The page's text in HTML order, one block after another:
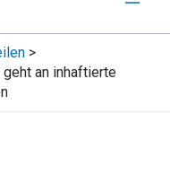
an inhaftierte